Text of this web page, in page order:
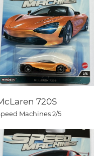
720S
Machines2/5